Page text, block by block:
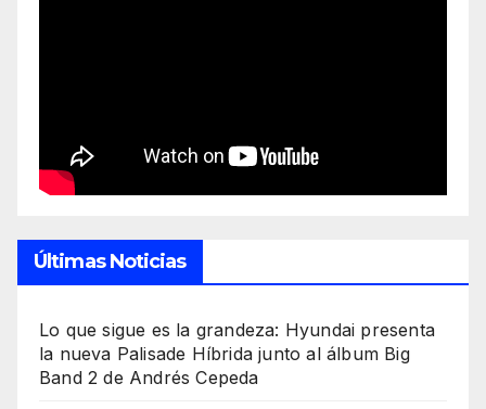
Últimas Noticias
Lo que sigue es la grandeza: Hyundai presenta
la nueva Palisade Híbrida junto al álbum Big
Band 2 de Andrés Cepeda